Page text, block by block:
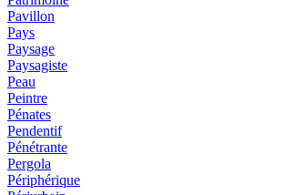
Pavillon
Pays
Paysage
Paysagiste
Peau
Peintre
Pénates
Pendentif
Pénétrante
Pergola
Périphérique